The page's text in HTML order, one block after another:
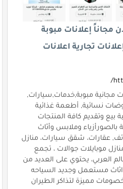
مجاناً إعلانات مبوبة
تجارية اعلانات
مجانية مبوبة,خدمات,سيارات,
نسائية, أطعمة غذائية
بيع وتقديم كافة المنتجات
بالصورأزياء وملابس وأثاث
عقارات، شقق سيارات، منازل
موبايلات جوالات ، تجمع
العربي، يحتوي على العديد من
مستعمل وجديد السياحه
مميزة لتذاكر الطيران